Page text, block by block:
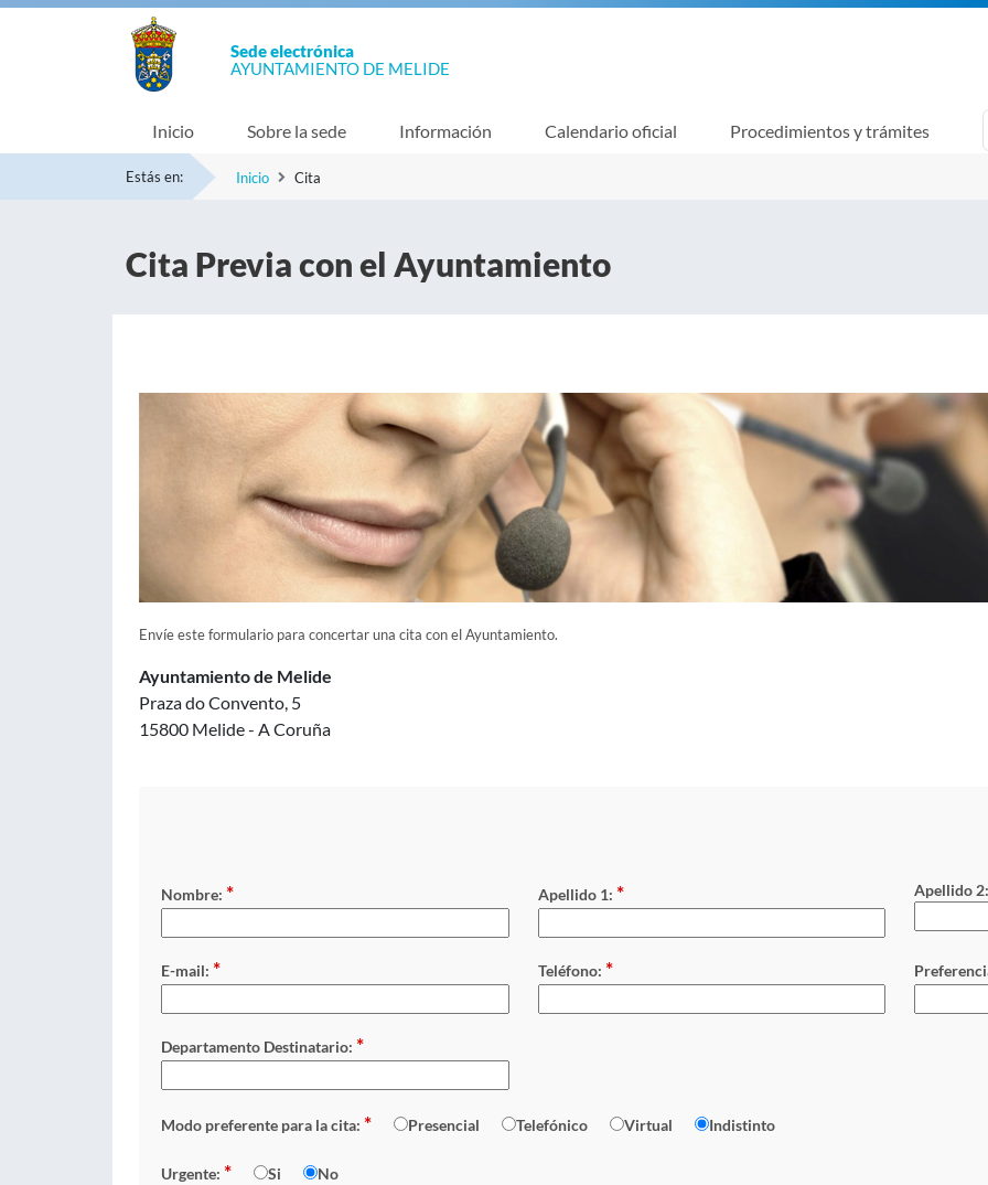
Sede electrónica
AYUNTAMIENTO DE MELIDE
Inicio Sobre la sede Información Calendario oficial Procedimientos y trámites
Estás en: Inicio Cita
Cita Previa con el Ayuntamiento
Envíe este formulario para concertar una cita con el Ayuntamiento.
Ayuntamiento de Melide
Praza do Convento, 5
15800 Melide - A Coruña
Nombre: * Apellido 1: * Apellido 2:
E-mail: * Teléfono: *
Departamento Destinatario: *
Modo preferente para la cita: * Presencial Telefónico Virtual Indistinto
Urgente: * Si No